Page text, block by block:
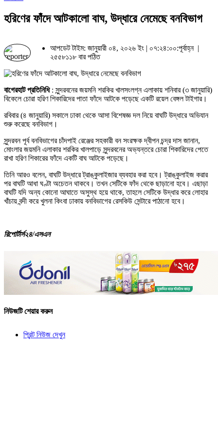
হরিণের ফাঁদে আটকালো বাঘ, উদ্ধারে নেমেছে বনবিভাগ
আপডেট টাইম: জানুয়ারী ০৪, ২০২৬ ইং | ০৭:২৪:০০:পূর্বাহ্ন |
২৫৫৮১১৮ বার পঠিত
বাগেরহাট প্রতিনিধি : সুন্দরবনের জয়মনি শরকির খালসংলগ্ন এলাকায় শনিবার (৩ জানুয়ারি)
বিকেলে চোরা হরিণ শিকারিদের পাতা ফাঁদে আটকে পড়েছে একটি রয়েল বেঙ্গল টাইগার।
রবিবার (৪ জানুয়ারি) সকালে ঢাকা থেকে আসা বিশেষজ্ঞ দল নিয়ে বাঘটি উদ্ধারে অভিযান
শুরু করেছে বনবিভাগ।
সুন্দরবন পূর্ব বনবিভাগের চাঁদপাই রেঞ্জের সহকারী বন সংরক্ষক দ্বীপন চন্দ্র দাস জানান,
মোংলার জয়মনি এলাকার শরকির খালপাড়ে সুন্দরবনের অভ্যন্তরে চোরা শিকারিদের পেতে
রাখা হরিণ শিকারের ফাঁদে একটি বাঘ আটকে পড়েছে।
তিনি আরও বলেন, বাঘটি উদ্ধারে ট্রাঙ্কুলাইজার ব্যবহার করা হবে। ট্রাঙ্কুলাইজ করার
পর বাঘটি আধা ঘণ্টা অচেতন থাকবে। তখন সেটিকে ফাঁদ থেকে ছাড়ানো হবে। এছাড়া
বাঘটি যদি অন্য কোনো আঘাতে অসুস্থ হয়ে থাকে, তাহলে সেটিকে উদ্ধার করে লোহার
খাঁচায় বন্দী করে খুলনা কিংবা ঢাকায় বনবিভাগের রেসকিউ সেন্টারে পাঠানো হবে।
রিপোর্টার্স২৪/এসএন
নিউজটি শেয়ার করুন
প্রিন্ট নিউজ দেখুন